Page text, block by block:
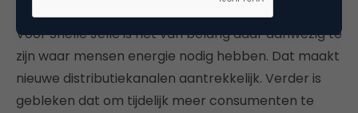
Voor Snelle Jelle is het van belang dáár aanwezig te
zijn waar mensen energie nodig hebben. Dat maakt
nieuwe distributiekanalen aantrekkelijk. Verder is
gebleken dat om tijdelijk meer consumenten te